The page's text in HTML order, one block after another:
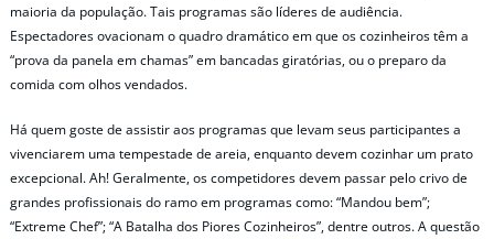
maioria da população. Tais programas são líderes de audiência.
Espectadores ovacionam o quadro dramático em que os cozinheiros têm a
“prova da panela em chamas” em bancadas giratórias, ou o preparo da
comida com olhos vendados.
Há quem goste de assistir aos programas que levam seus participantes a
vivenciarem uma tempestade de areia, enquanto devem cozinhar um prato
excepcional. Ah! Geralmente, os competidores devem passar pelo crivo de
grandes profissionais do ramo em programas como: “Mandou bem”;
“Extreme Chef”; “A Batalha dos Piores Cozinheiros”, dentre outros. A questão